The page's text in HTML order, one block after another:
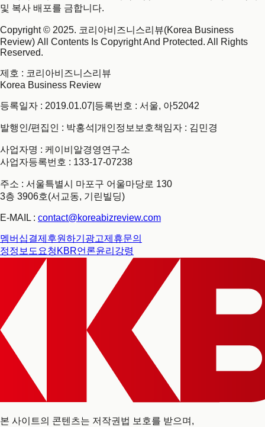
및 복사 배포를 금합니다.
Copyright © 2025. 코리아비즈니스리뷰(Korea Business
Review) All Contents Is Copyright And Protected. All Rights
Reserved.
제호 : 코리아비즈니스리뷰
Korea Business Review
등록일자 : 2019.01.07 등록번호 : 서울, 아52042
발행인/편집인 : 박홍석 개인정보보호책임자 : 김민경
사업자명 : 케이비알경영연구소
사업자등록번호 : 133-17-07238
주소 : 서울특별시 마포구 어울마당로 130
3층 3906호(서교동, 기린빌딩)
E-MAIL : contact@koreabizreview.com
멤버십결제 후원하기 광고제휴문의
정정보도요청 KBR언론윤리강령
본 사이트의 콘텐츠는 저작권법 보호를 받으며,